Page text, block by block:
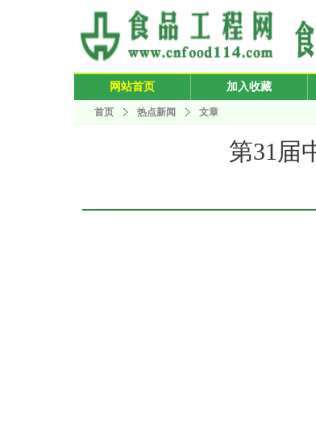
网站首页 加入收藏
首页 热点新闻 文章
第31届